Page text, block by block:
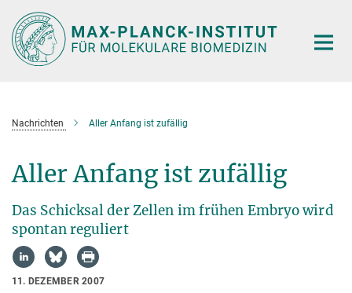
Hauptinhalt
Nachrichten Aller Anfang ist zufällig
Aller Anfang ist zufällig
Das Schicksal der Zellen im frühen Embryo wird
spontan reguliert
11. DEZEMBER 2007